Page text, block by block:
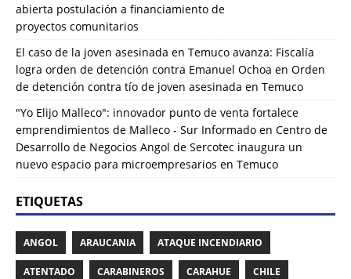
abierta postulación a financiamiento de
proyectos comunitarios
El caso de la joven asesinada en Temuco avanza: Fiscalía
logra orden de detención contra Emanuel Ochoa en Orden
de detención contra tío de joven asesinada en Temuco
"Yo Elijo Malleco": innovador punto de venta fortalece
emprendimientos de Malleco - Sur Informado en Centro de
Desarrollo de Negocios Angol de Sercotec inaugura un
nuevo espacio para microempresarios en Temuco
ETIQUETAS
ANGOL ARAUCANIA ATAQUE INCENDIARIO
ATENTADO CARABINEROS CARAHUE CHILE